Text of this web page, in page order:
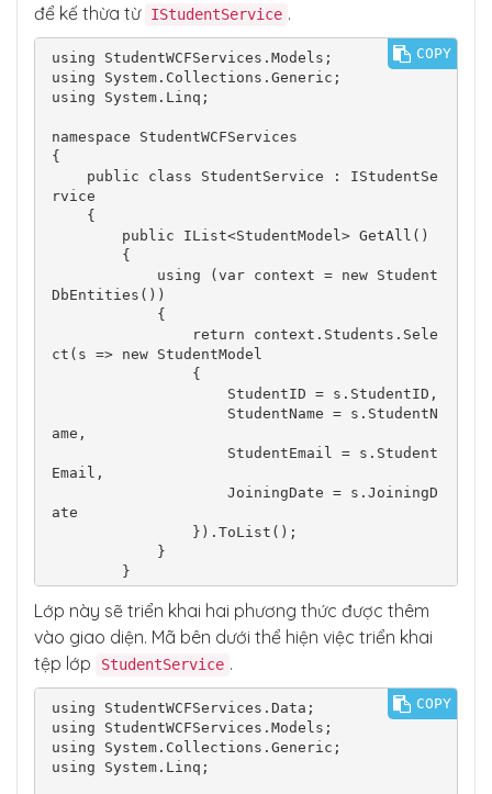
để kế thừa từ IStudentService .
using StudentWCFServices.Models;
using System.Collections.Generic;
using System.Linq;
namespace StudentWCFServices
{
rvice
DbEntities())
ct(s => new StudentModel
ame,
Email,
ate
        public bool Create(StudentModel stud
entModel)
        {
            using (var context = new Student
DbEntities())
            {
                var student = new Student
                {
                    StudentID = studentMode
COPY
Lớp này sẽ triển khai hai phương thức được thêm
vào giao diện. Mã bên dưới thể hiện việc triển khai
tệp lớp
StudentService .
using StudentWCFServices.Data;
using StudentWCFServices.Models;
using System.Collections.Generic;
using System.Linq;
COPY